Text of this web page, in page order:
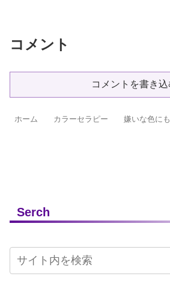
コメント
コメントを書き込
ホーム カラーセラピー 嫌いな色に
Serch